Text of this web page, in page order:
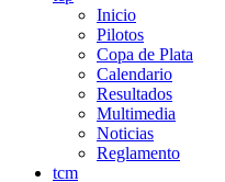
Inicio
Pilotos
Copa de Plata
Calendario
Resultados
Multimedia
Noticias
Reglamento
tcm